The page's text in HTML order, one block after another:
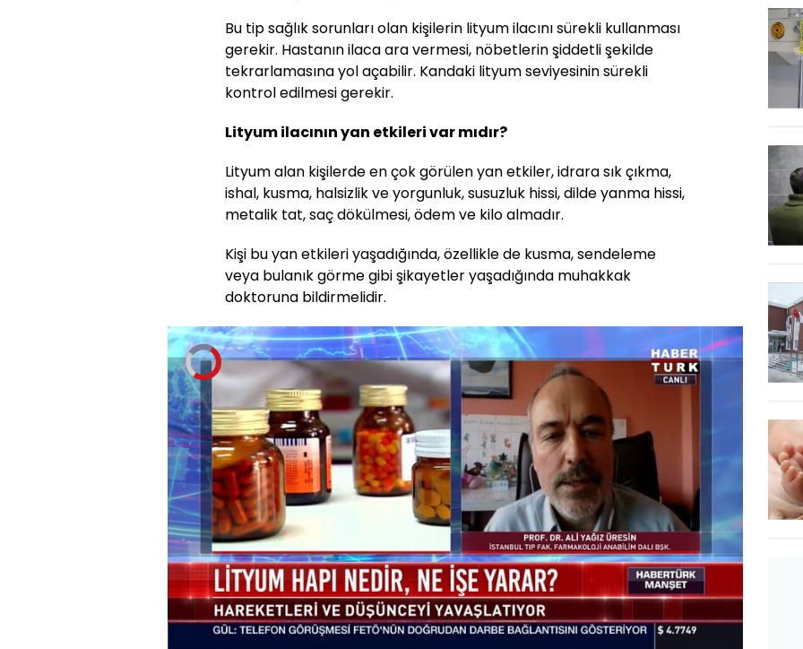
Bu tip sağlık sorunları olan kişilerin lityum ilacını sürekli kullanması
gerekir. Hastanın ilaca ara vermesi, nöbetlerin şiddetli şekilde
tekrarlamasına yol açabilir. Kandaki lityum seviyesinin sürekli
kontrol edilmesi gerekir.
Lityum ilacının yan etkileri var mıdır?
Lityum alan kişilerde en çok görülen yan etkiler, idrara sık çıkma,
ishal, kusma, halsizlik ve yorgunluk, susuzluk hissi, dilde yanma hissi,
metalik tat, saç dökülmesi, ödem ve kilo almadır.
Kişi bu yan etkileri yaşadığında, özellikle de kusma, sendeleme
veya bulanık görme gibi şikayetler yaşadığında muhakkak
doktoruna bildirmelidir.
Video
Oynatıcısı
Sesi
Yüklendi:
0%
Oynatma